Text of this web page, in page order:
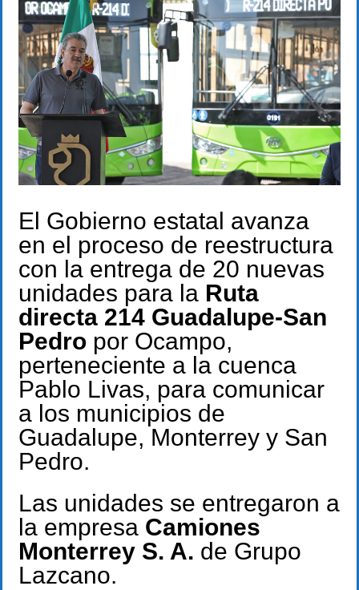
El Gobierno estatal avanza
en el proceso de reestructura
con la entrega de 20 nuevas
unidades para la Ruta
directa 214 Guadalupe-San
Pedro por Ocampo,
perteneciente a la cuenca
Pablo Livas, para comunicar
a los municipios de
Guadalupe, Monterrey y San
Pedro.
Las unidades se entregaron a
la empresa Camiones
Monterrey S. A. de Grupo
Lazcano.